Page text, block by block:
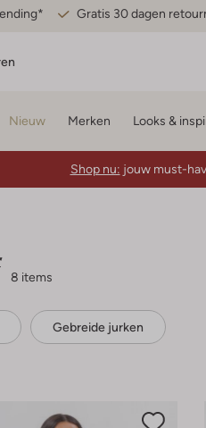
Gratis 30 dagen
Nieuw Merken Looks &
Shop nu: jouw must-
8 items
Gebreide jurken